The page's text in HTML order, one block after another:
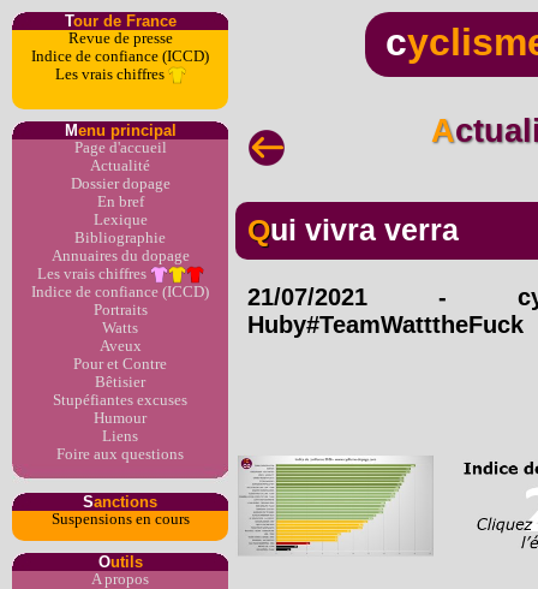
Tour de France
Revue de presse
Indice de confiance (ICCD)
Les vrais chiffres
Menu principal
Page d'accueil
Actualité
Dossier dopage
En bref
Lexique
Bibliographie
Annuaires du dopage
Les vrais chiffres
Indice de confiance (ICCD)
Portraits
Watts
Aveux
Pour et Contre
Bêtisier
Stupéfiantes excuses
Humour
Liens
Foire aux questions
Sanctions
Suspensions en cours
Outils
A propos
c
Qui vivra verra
21/07/2021 -
Huby#TeamWatttheFuck